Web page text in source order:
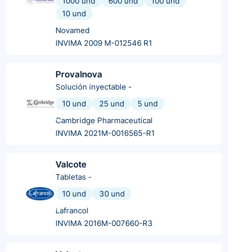
10 und
Novamed
INVIMA 2009 M-012546 R1
Provalnova
Solución inyectable -
10 und
25 und
5 und
Cambridge Pharmaceutical
INVIMA 2021M-0016565-R1
Valcote
Tabletas -
10 und
30 und
Lafrancol
INVIMA 2016M-007660-R3